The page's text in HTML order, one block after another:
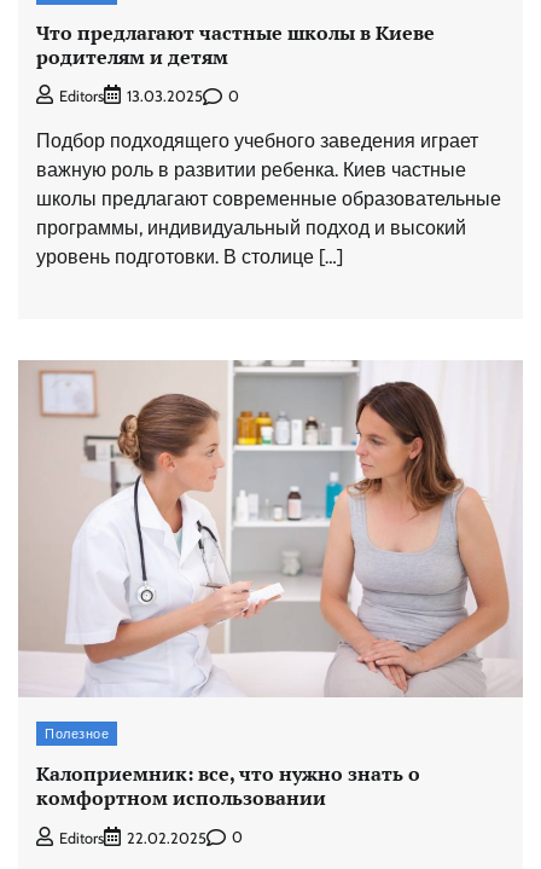
Что предлагают частные школы в Киеве
родителям и детям
Editors 13.03.2025 0
Подбор подходящего учебного заведения играет
важную роль в развитии ребенка. Киев частные
школы предлагают современные образовательные
программы, индивидуальный подход и высокий
уровень подготовки. В столице […]
Полезное
Калоприемник: все, что нужно знать о
комфортном использовании
Editors 22.02.2025 0